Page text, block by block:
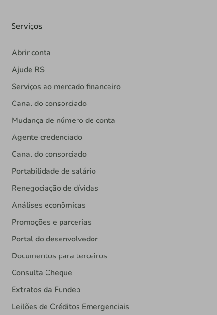
Serviços
Abrir conta
Ajude RS
Serviços ao mercado financeiro
Canal do consorciado
Mudança de número de conta
Agente credenciado
Canal do consorciado
Portabilidade de salário
Renegociação de dívidas
Análises econômicas
Promoções e parcerias
Portal do desenvolvedor
Documentos para terceiros
Consulta Cheque
Extratos da Fundeb
Leilões de Créditos Emergenciais